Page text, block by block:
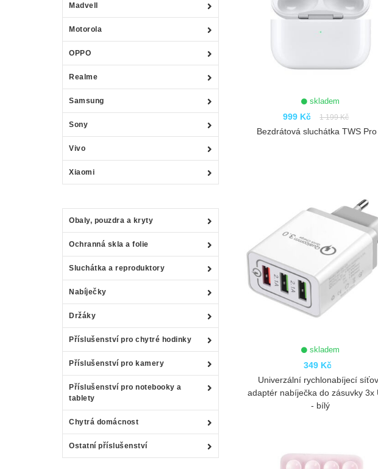
Madvell
Motorola
OPPO
Realme
Samsung
Sony
Vivo
Xiaomi
Obaly, pouzdra a kryty
Ochranná skla a folie
Sluchátka a reproduktory
Nabíječky
Držáky
Příslušenství pro chytré hodinky
Příslušenství pro kamery
Příslušenství pro notebooky a
tablety
Chytrá domácnost
Ostatní příslušenství
skladem
999 Kč 1 199 Kč
Bezdrátová sluchátka TWS Pro
skladem
349 Kč
Univerzální rychlonabíjecí
adaptér nabíječka do zásuvky 3x
- bílý